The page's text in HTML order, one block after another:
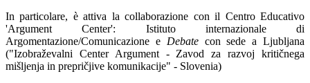
In particolare, è attiva la collaborazione con il Centro Educativo
'Argument Center': Istituto internazionale di
Argomentazione/Comunicazione e Debate con sede a Ljubljana
("Izobraževalni Center Argument - Zavod za razvoj kritičnega
mišljenja in prepričjive komunikacije" - Slovenia)